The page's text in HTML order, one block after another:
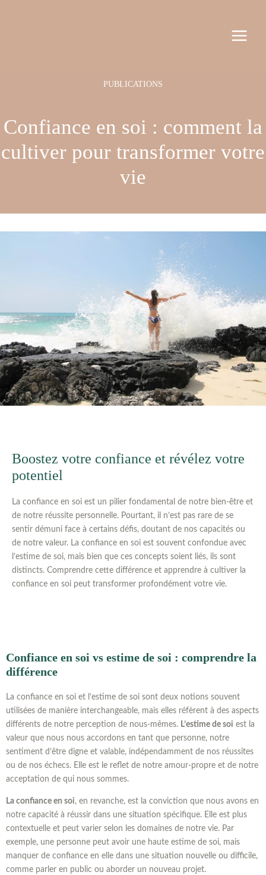
Confiance en soi : comment la
cultiver pour transformer votre
vie
Boostez votre confiance et révélez votre
potentiel
La confiance en soi est un pilier fondamental de notre bien-être et
de notre réussite personnelle. Pourtant, il n’est pas rare de se
sentir démuni face à certains défis, doutant de nos capacités ou
de notre valeur. La confiance en soi est souvent confondue avec
l’estime de soi, mais bien que ces concepts soient liés, ils sont
distincts. Comprendre cette différence et apprendre à cultiver la
confiance en soi peut transformer profondément votre vie.
Confiance en soi vs estime de soi : comprendre la
différence
La confiance en soi et l’estime de soi sont deux notions souvent
utilisées de manière interchangeable, mais elles réfèrent à des aspects
différents de notre perception de nous-mêmes. L’estime de soi est la
valeur que nous nous accordons en tant que personne, notre
sentiment d’être digne et valable, indépendamment de nos réussites
ou de nos échecs. Elle est le reflet de notre amour-propre et de notre
acceptation de qui nous sommes.
La confiance en soi, en revanche, est la conviction que nous avons en
notre capacité à réussir dans une situation spécifique. Elle est plus
contextuelle et peut varier selon les domaines de notre vie. Par
exemple, une personne peut avoir une haute estime de soi, mais
manquer de confiance en elle dans une situation nouvelle ou difficile,
comme parler en public ou aborder un nouveau projet.